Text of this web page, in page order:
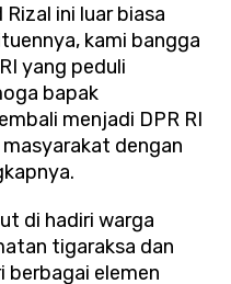
ini luar biasa
kami bangga
yang peduli
bapak
menjadi DPR RI
dengan
di hadiri warga
tigaraksa dan
berbagai elemen